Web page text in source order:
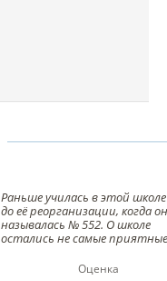
Раньше училась в этой
до её реорганизации, когда
называлась № 552. О школе
остались не самые приятные
учителей, которые
Оценка